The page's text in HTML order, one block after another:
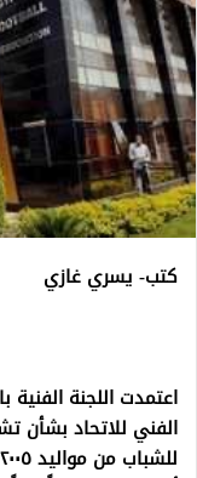
كتب- يسري غازي
اعتمدت اللجنة الفنية
الفني للاتحاد بشأن
للشباب من مواليد ٢٠٠٥ ويتضمن: